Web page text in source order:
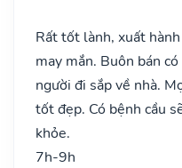
Rất tốt lành, xuất
may mắn. Buôn bán
người đi sắp về nhà.
tốt đẹp. Có bệnh cầu
khỏe.
7h-9h